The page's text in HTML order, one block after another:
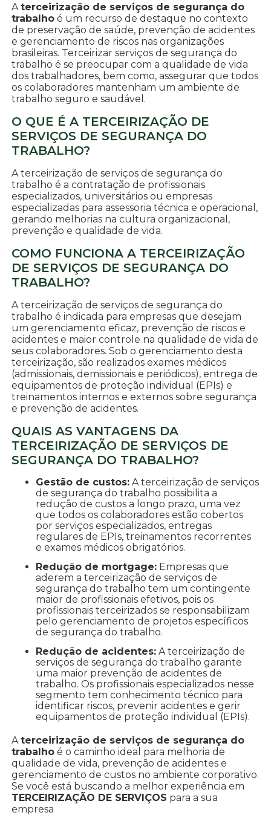
Aterceirização de serviços de segurança do
trabalho é um recurso de destaque no contexto
de preservação de saúde, prevenção de acidentes
e gerenciamento de riscos nas organizações
brasileiras. Terceirizar serviços de segurança do
trabalho é se preocupar com a qualidade de vida
dos trabalhadores, bem como, assegurar que todos
os colaboradores mantenham um ambiente de
trabalho seguro e saudável.
O QUE É A TERCEIRIZAÇÃO DE
SERVIÇOS DE SEGURANÇA DO
TRABALHO?
A terceirização de serviços de segurança do
trabalho é a contratação de profissionais
especializados, universitários ou empresas
especializadas para assessoria técnica e operacional,
gerando melhorias na cultura organizacional,
prevenção e qualidade de vida.
COMO FUNCIONA A TERCEIRIZAÇÃO
DE SERVIÇOS DE SEGURANÇA DO
TRABALHO?
A terceirização de serviços de segurança do
trabalho é indicada para empresas que desejam
um gerenciamento eficaz, prevenção de riscos e
acidentes e maior controle na qualidade de vida de
seus colaboradores. Sob o gerenciamento desta
terceirização, são realizados exames médicos
(admissionais, demissionais e periódicos), entrega de
equipamentos de proteção individual (EPIs) e
treinamentos internos e externos sobre segurança
e prevenção de acidentes.
QUAIS AS VANTAGENS DA
TERCEIRIZAÇÃO DE SERVIÇOS DE
SEGURANÇA DO TRABALHO?
Gestão de custos: A terceirização de serviços
de segurança do trabalho possibilita a
redução de custos a longo prazo, uma vez
que todos os colaboradores estão cobertos
por serviços especializados, entregas
regulares de EPIs, treinamentos recorrentes
e exames médicos obrigatórios.
Redução de mortgage: Empresas que
aderem a terceirização de serviços de
segurança do trabalho tem um contingente
maior de profissionais efetivos, pois os
profissionais terceirizados se responsabilizam
pelo gerenciamento de projetos específicos
de segurança do trabalho.
Redução de acidentes: A terceirização de
serviços de segurança do trabalho garante
uma maior prevenção de acidentes de
trabalho. Os profissionais especializados nesse
segmento tem conhecimento técnico para
identificar riscos, prevenir acidentes e gerir
equipamentos de proteção individual (EPIs).
Aterceirização de serviços de segurança do
trabalho é o caminho ideal para melhoria de
qualidade de vida, prevenção de acidentes e
gerenciamento de custos no ambiente corporativo.
Se você está buscando a melhor experiência em
TERCEIRIZAÇÃO DE SERVIÇOS para a sua
empresa